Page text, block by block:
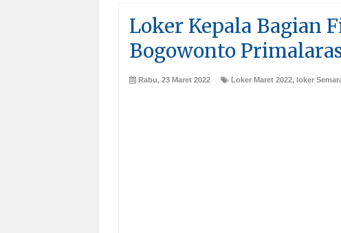
Loker Kepala Bagian
Bogowonto
Rabu, 23 Maret 2022 Loker Maret 2022, loker